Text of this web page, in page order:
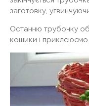
заготовку,
Останню трубочку
кошики і